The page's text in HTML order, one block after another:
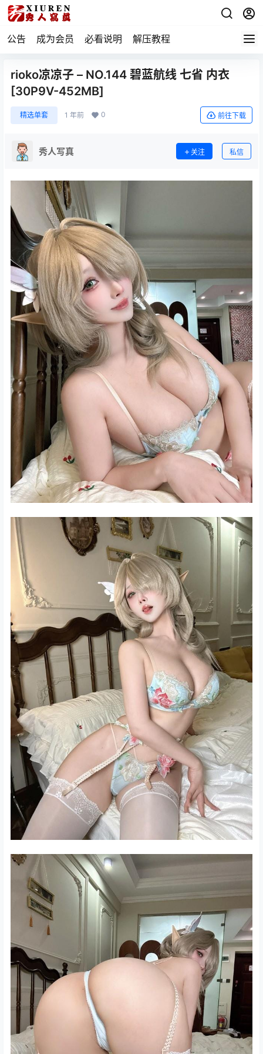
公告 成为会员 必看说明 解压教程
rioko凉凉子 – NO.144 碧蓝航线 七省 内衣
[30P9V-452MB]
精选单套 1 年前 0 前往下载
秀人写真 关注 私信